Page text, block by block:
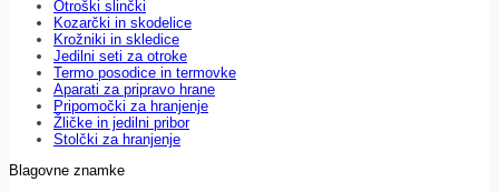
Otroški slinčki
Kozarčki in skodelice
Krožniki in skledice
Jedilni seti za otroke
Termo posodice in termovke
Aparati za pripravo hrane
Pripomočki za hranjenje
Žličke in jedilni pribor
Stolčki za hranjenje
Blagovne znamke